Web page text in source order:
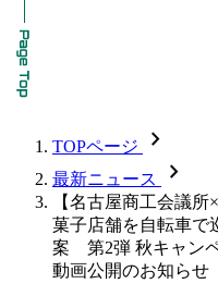
TOPページ chevron_forward
最新ニュース chevron_forward
【名古屋商工会議
菓子店舗を自転車で
案 第2弾 秋キャン
動画公開のお知らせ